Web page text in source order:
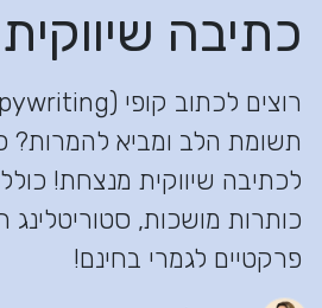
כתיבה שיווקית
תשומת הלב ומביא להמרות?
לכתיבה שיווקית מנצחת!
כותרות מושכות, סטוריטלינג
פרקטיים לגמרי בחינם!